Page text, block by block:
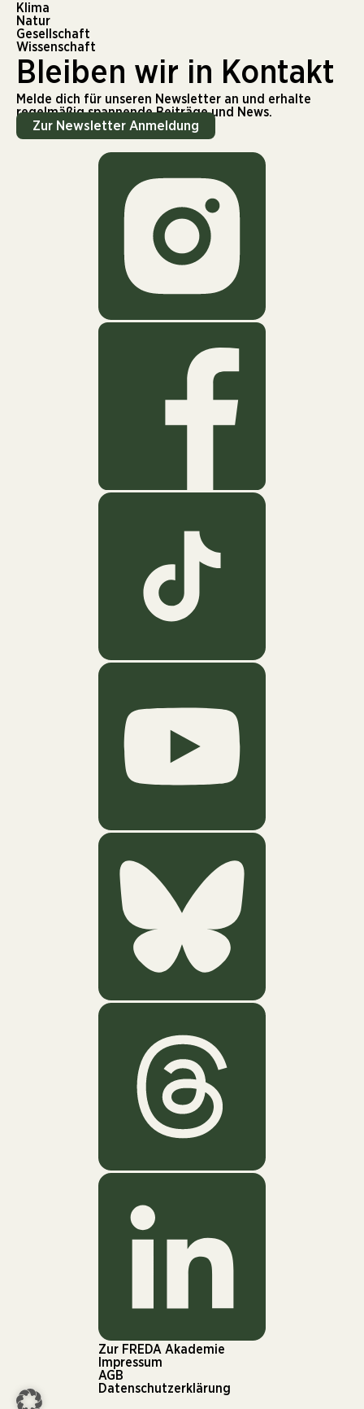
Klima
Natur
Gesellschaft
Wissenschaft
Bleiben wir in Kontakt
Melde dich für unseren Newsletter an und erhalte
regelmäßig spannende Beiträge und News.
Zur Newsletter Anmeldung
Zur FREDA Akademie
Impressum
AGB
Datenschutzerklärung